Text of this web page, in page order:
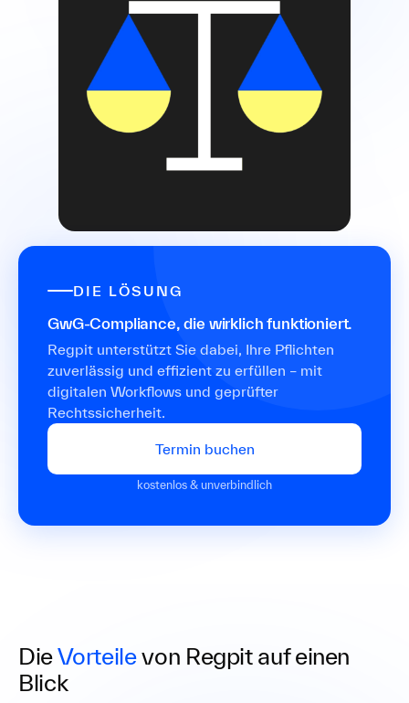
DIE LÖSUNG
GwG-Compliance, die wirklich funktioniert.
Regpit unterstützt Sie dabei, Ihre Pflichten
zuverlässig und effizient zu erfüllen – mit
digitalen Workflows und geprüfter
Rechtssicherheit.
Termin buchen
kostenlos & unverbindlich
DieVorteilevon Regpit auf einen
Blick